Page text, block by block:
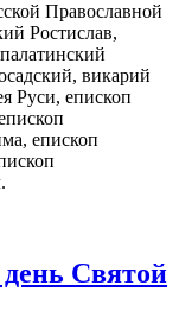
Православной
Ростислав,
викарий
Руси, епископ
епископ
Святой